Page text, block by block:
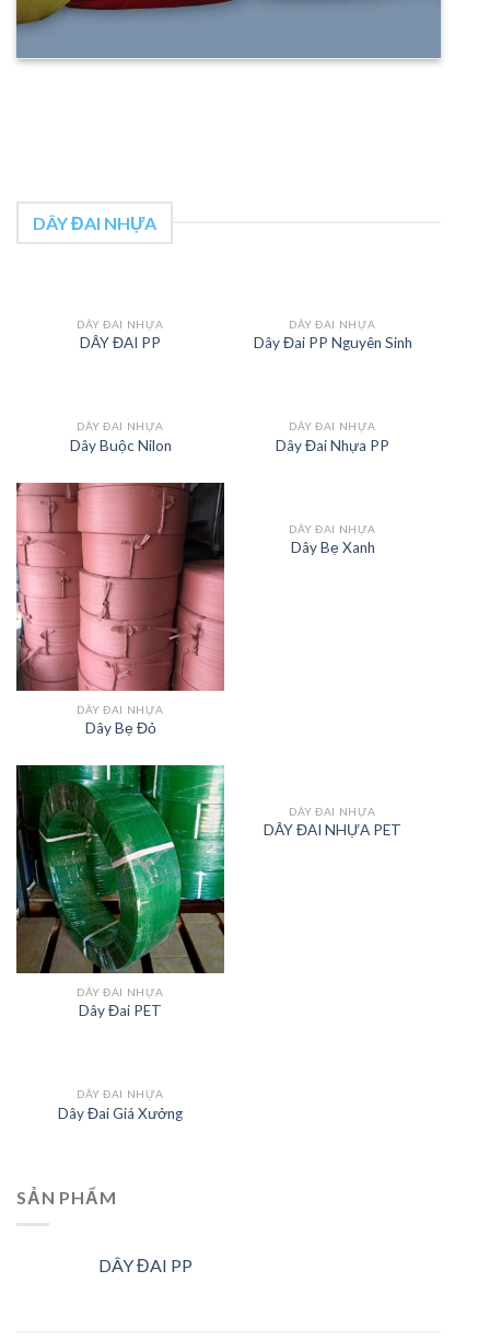
DÂY ĐAI NHỰA
DÂY ĐAI NHỰA
DÂY ĐAI PP
DÂY ĐAI NHỰA
Dây Đai PP Nguyên Sinh
DÂY ĐAI NHỰA
Dây Buộc Nilon
DÂY ĐAI NHỰA
Dây Đai Nhựa PP
DÂY ĐAI NHỰA
Dây Bẹ Đỏ
DÂY ĐAI NHỰA
Dây Bẹ Xanh
DÂY ĐAI NHỰA
Dây Đai PET
DÂY ĐAI NHỰA
DÂY ĐAI NHỰA PET
DÂY ĐAI NHỰA
Dây Đai Giá Xưởng
SẢN PHẨM
DÂY ĐAI PP